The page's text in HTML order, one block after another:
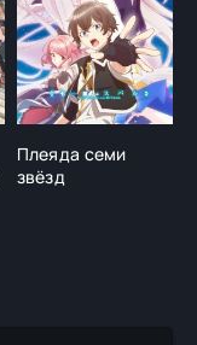
Плеяда семи
звёзд